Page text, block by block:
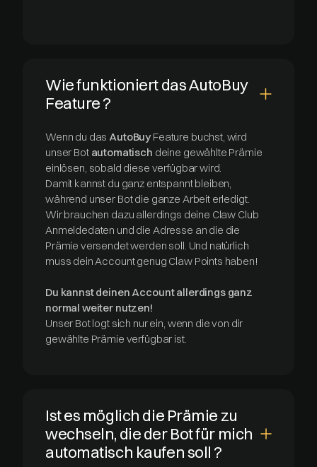
Wie funktioniert das AutoBuy
Feature ?
Wenn du das AutoBuyFeature buchst, wird
unser Bot automatisch deine gewählte Prämie
einlösen, sobald diese verfügbar wird.
Damit kannst du ganz entspannt bleiben,
während unser Bot die ganze Arbeit erledigt.
Wir brauchen dazu allerdings deine Claw Club
Anmeldedaten und die Adresse an die die
Prämie versendet werden soll. Und natürlich
muss dein Account genug Claw Points haben!
Du kannst deinen Account allerdings ganz
normal weiter nutzen!
Unser Bot logt sich nur ein, wenn die von dir
gewählte Prämie verfügbar ist.
Ist es möglich die Prämie zu
wechseln, die der Bot für mich
automatisch kaufen soll ?